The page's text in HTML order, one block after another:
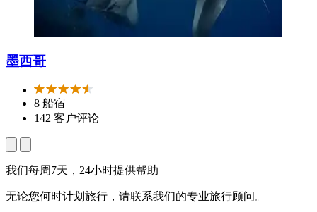
墨西哥
8 船宿
142 客户评论
我们每周7天，24小时提供帮助
无论您何时计划旅行，请联系我们的专业旅行顾问。